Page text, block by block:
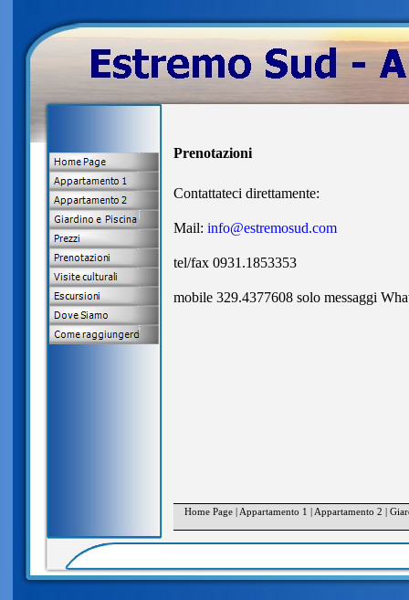
Prenotazioni
Contattateci direttamente:
Mail: info@estremosud.com
tel/fax 0931.1853353
mobile 329.4377608 solo messaggi
Home Page| Appartamento 1 | Appartamento 2 |